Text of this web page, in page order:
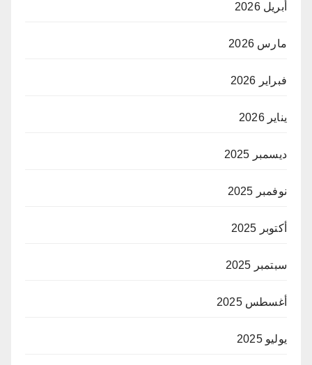
أبريل 2026
مارس 2026
فبراير 2026
يناير 2026
ديسمبر 2025
نوفمبر 2025
أكتوبر 2025
سبتمبر 2025
أغسطس 2025
يوليو 2025